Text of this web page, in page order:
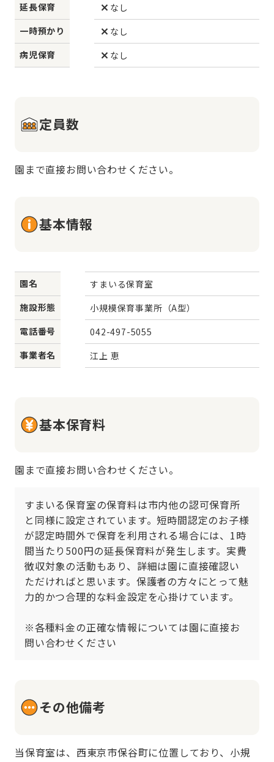
延長保育
なし
一時預かり
なし
病児保育
なし
定員数
園まで直接お問い合わせください。
基本情報
園名
すまいる保育室
施設形態
小規模保育事業所（A型）
電話番号
042-497-5055
事業者名
江上 恵
基本保育料
園まで直接お問い合わせください。
すまいる保育室の保育料は市内他の認可保育所
と同様に設定されています。短時間認定のお子様
が認定時間外で保育を利用される場合には、1時
間当たり500円の延長保育料が発生します。実費
徴収対象の活動もあり、詳細は園に直接確認い
ただければと思います。保護者の方々にとって魅
力的かつ合理的な料金設定を心掛けています。
※各種料金の正確な情報については園に直接お
問い合わせください
その他備考
当保育室は、西東京市保谷町に位置しており、小規